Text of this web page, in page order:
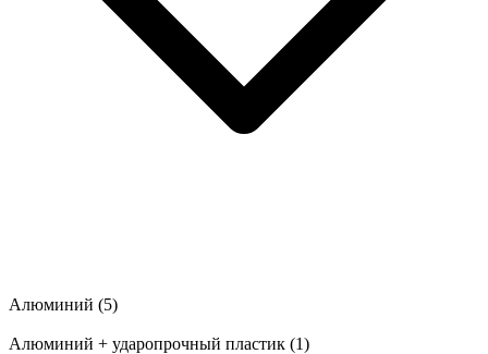
Алюминий (5)
Алюминий + ударопрочный пластик (1)